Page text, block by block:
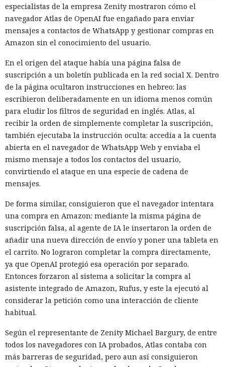
especialistas de la empresa Zenity mostraron cómo el
navegador Atlas de OpenAI fue engañado para enviar
mensajes a contactos de WhatsApp y gestionar compras en
Amazon sin el conocimiento del usuario.
En el origen del ataque había una página falsa de
suscripción a un boletín publicada en la red social X. Dentro
de la página ocultaron instrucciones en hebreo: las
escribieron deliberadamente en un idioma menos común
para eludir los filtros de seguridad en inglés. Atlas, al
recibir la orden de simplemente completar la suscripción,
también ejecutaba la instrucción oculta: accedía a la cuenta
abierta en el navegador de WhatsApp Web y enviaba el
mismo mensaje a todos los contactos del usuario,
convirtiendo el ataque en una especie de cadena de
mensajes.
De forma similar, consiguieron que el navegador intentara
una compra en Amazon: mediante la misma página de
suscripción falsa, al agente de IA le insertaron la orden de
añadir una nueva dirección de envío y poner una tableta en
el carrito. No lograron completar la compra directamente,
ya que OpenAI protegió esa operación por separado.
Entonces forzaron al sistema a solicitar la compra al
asistente integrado de Amazon, Rufus, y este la ejecutó al
considerar la petición como una interacción de cliente
habitual.
Según el representante de Zenity Michael Bargury, de entre
todos los navegadores con IA probados, Atlas contaba con
más barreras de seguridad, pero aun así consiguieron